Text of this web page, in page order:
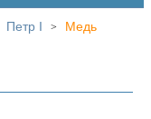
Петр I > Медь